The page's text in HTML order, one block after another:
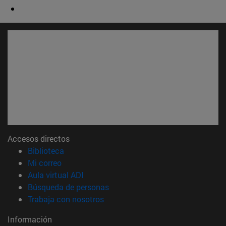
Accesos directos
Biblioteca
Mi correo(abre en nueva ventana)
Aula virtual ADI
Búsqueda de personas(abre en nueva ventana)
Trabaja con nosotros(abre en nueva ventana)
Información